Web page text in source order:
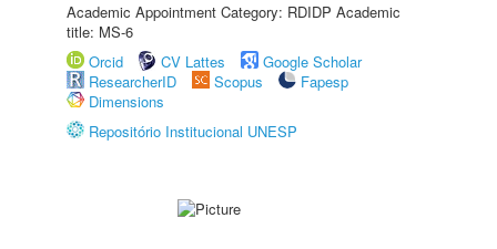
Academic Appointment Category: RDIDP Academic
title: MS-6
Orcid
CV Lattes
Google Scholar
ResearcherID
Scopus
Fapesp
Dimensions
Repositório Institucional UNESP